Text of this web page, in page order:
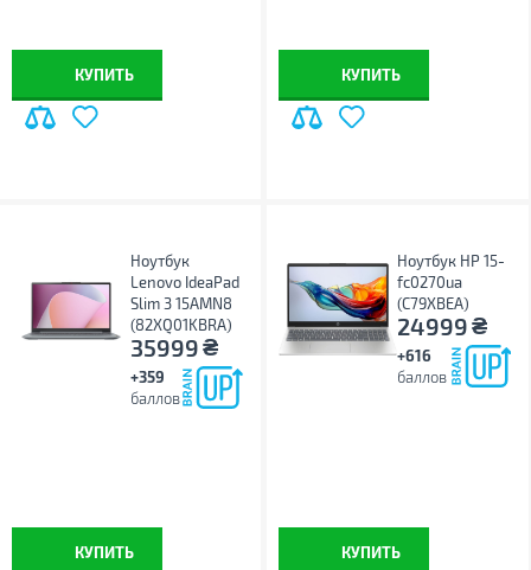
КУПИТЬ КУПИТЬ
Ноутбук
Lenovo IdeaPad
Slim 3 15AMN8
(82XQ01KBRA)
35999₴
+359
баллов
КУПИТЬ
Ноутбук HP 15-
fc0270ua
(C79XBEA)
24999₴
+616
баллов
КУПИТЬ